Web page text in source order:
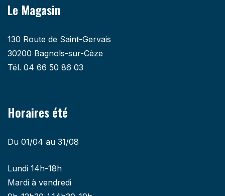
Le Magasin
130 Route de Saint-Gervais
30200 Bagnols-sur-Cèze
Tél. 04 66 50 86 03
Horaires été
Du 01/04 au 31/08
Lundi 14h-18h
Mardi à vendredi